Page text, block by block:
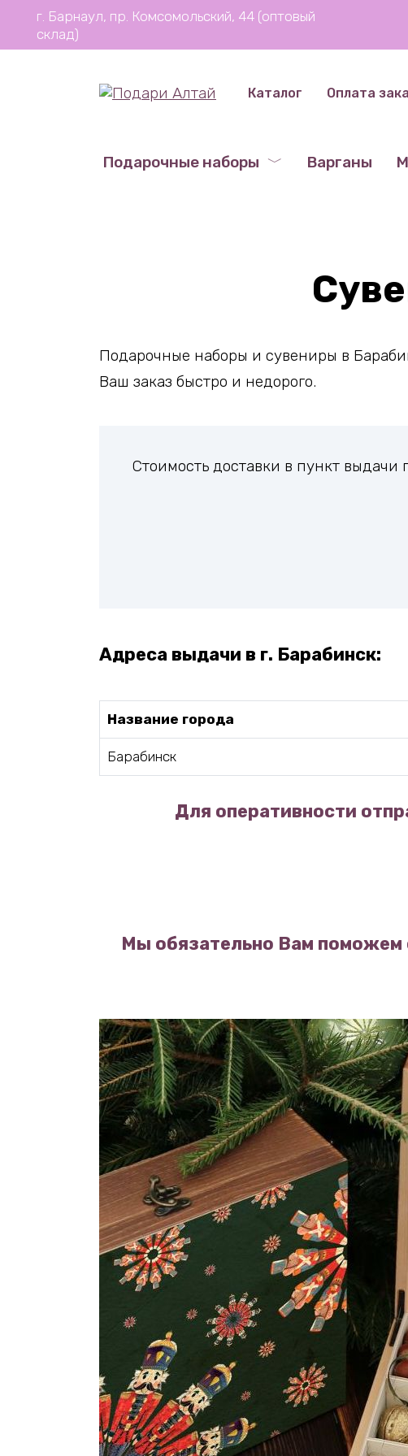
Перейти
содержанию
г. Барнаул, пр. Комсомольский, 44 (оптовый
склад)
Каталог Оплата
Подарочные наборы Варганы
Подарочные наборы и сувениры в
Ваш заказ быстро и недорого.
Стоимость доставки в пункт
Адреса выдачи в г. Барабинск:
Название города
Барабинск
Для оперативности
Мы обязательно Вам поможем